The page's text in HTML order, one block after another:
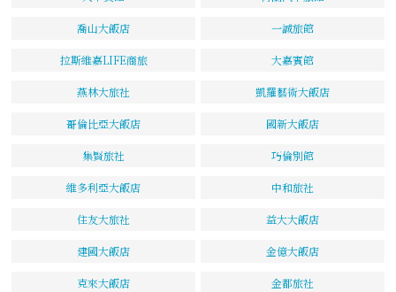
喬山大飯店 一誠旅館
拉斯維嘉LIFE商旅 大嘉賓館
燕林大旅社 凱羅藝術大飯店
哥倫比亞大飯店 國新大飯店
集賢旅社 巧倫別館
維多利亞大飯店 中和旅社
住友大旅社 益大大飯店
建國大飯店 金億大飯店
克來大飯店 金都旅社